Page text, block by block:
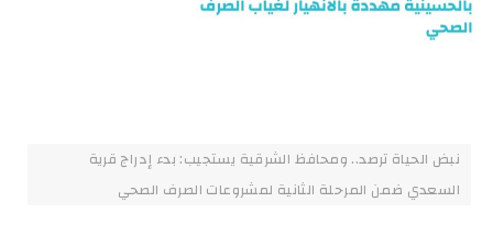
نبض الحياة ترصد.. ومحافظ الشرقية يستجيب: بدء إدراج قرية
السعدي ضمن المرحلة الثانية لمشروعات الصرف الصحي